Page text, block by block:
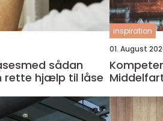
sådan
rette hjælp til låse
inspiration
01. August